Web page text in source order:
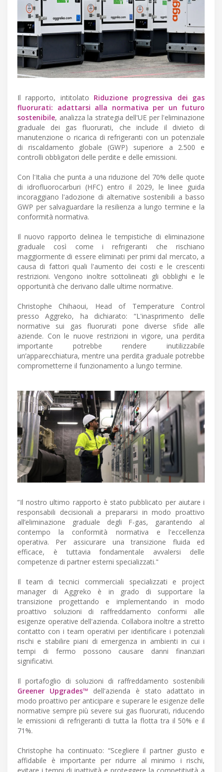
Il rapporto, intitolato Riduzione progressiva dei gas
fluorurati: adattarsi alla normativa per un futuro
sostenibile, analizza la strategia dell'UE per l'eliminazione
graduale dei gas fluorurati, che include il divieto di
manutenzione o ricarica di refrigeranti con un potenziale
di riscaldamento globale (GWP) superiore a 2.500 e
controlli obbligatori delle perdite e delle emissioni.
Con l'Italia che punta a una riduzione del 70% delle quote
di idrofluorocarburi (HFC) entro il 2029, le linee guida
incoraggiano l'adozione di alternative sostenibili a basso
GWP per salvaguardare la resilienza a lungo termine e la
conformità normativa.
Il nuovo rapporto delinea le tempistiche di eliminazione
graduale così come i refrigeranti che rischiano
maggiormente di essere eliminati per primi dal mercato, a
causa di fattori quali l'aumento dei costi e le crescenti
restrizioni. Vengono inoltre sottolineati gli obblighi e le
opportunità che derivano dalle ultime normative.
Christophe Chihaoui, Head of Temperature Control
presso Aggreko, ha dichiarato: “L'inasprimento delle
normative sui gas fluorurati pone diverse sfide alle
aziende. Con le nuove restrizioni in vigore, una perdita
importante potrebbe rendere inutilizzabile
un’apparecchiatura, mentre una perdita graduale potrebbe
comprometterne il funzionamento a lungo termine.
”Il nostro ultimo rapporto è stato pubblicato per aiutare i
responsabili decisionali a prepararsi in modo proattivo
all’eliminazione graduale degli F-gas, garantendo al
contempo la conformità normativa e l'eccellenza
operativa. Per assicurare una transizione fluida ed
efficace, è tuttavia fondamentale avvalersi delle
competenze di partner esterni specializzati."
Il team di tecnici commerciali specializzati e project
manager di Aggreko è in grado di supportare la
transizione progettando e implementando in modo
proattivo soluzioni di raffreddamento conformi alle
esigenze operative dell'azienda. Collabora inoltre a stretto
contatto con i team operativi per identificare i potenziali
rischi e stabilire piani di emergenza in ambienti in cui i
tempi di fermo possono causare danni finanziari
significativi.
Il portafoglio di soluzioni di raffreddamento sostenibili
Greener Upgrades™ dell'azienda è stato adattato in
modo proattivo per anticipare e superare le esigenze delle
normative sempre più severe sui gas fluorurati, riducendo
le emissioni di refrigeranti di tutta la flotta tra il 50% e il
71%.
Christophe ha continuato: “Scegliere il partner giusto e
affidabile è importante per ridurre al minimo i rischi,